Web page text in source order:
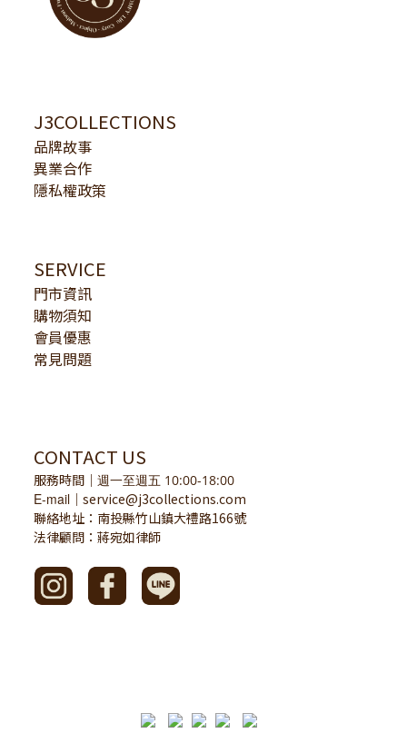
J3COLLECTIONS
品牌故事
異業合作
隱私權政策
SERVICE
門市資訊
購物須知
會員優惠
常見問題
CONTACT US
服務時間 ｜ 週一至週五 10:00-18:00
E-mail ｜ service@j3collections.com
聯絡地址：南投縣竹山鎮大禮路166號
法律顧問：蔣宛如律師